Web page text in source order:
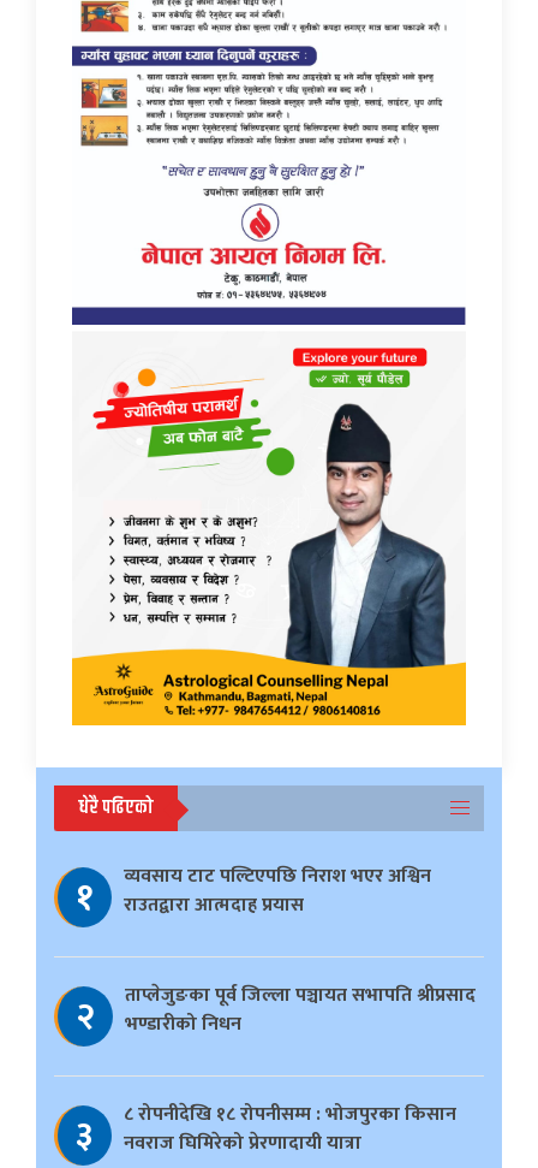
धेरै पढिएको
१
व्यवसाय टाट पल्टिएपछि निराश भएर अश्विन
राउतद्वारा आत्मदाह प्रयास
२
ताप्लेजुङका पूर्व जिल्ला पञ्चायत सभापति श्रीप्रसाद
भण्डारीको निधन
३
८ रोपनीदेखि १८ रोपनीसम्म : भोजपुरका किसान
नवराज घिमिरेको प्रेरणादायी यात्रा